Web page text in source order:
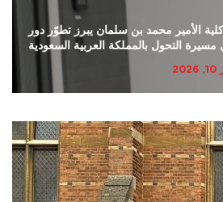
كلية الأمير محمد بن سلمان يبرز تطوّر دور
مسيرة التحول بالمملكة العربية السعودية